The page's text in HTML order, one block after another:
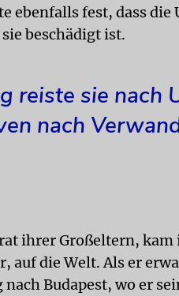
ebenfalls fest, dass die
beschädigt ist.
reiste sie nach
nach
ihrer Großeltern, kam
auf die Welt. Als er
Budapest, wo er